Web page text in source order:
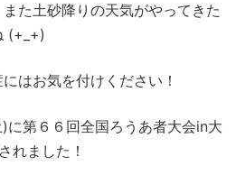
た土砂降りの天気がやってきた
(+_+)
はお気を付けください！
第６６回全国ろうあ者大会in大
れました！